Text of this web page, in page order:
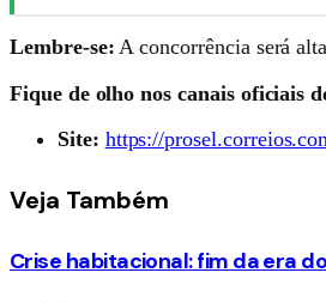
Lembre-se: A concorrência será
Fique de olho nos canais oficiais
Site: https://
Veja Também
Crise habitacional: fim da era